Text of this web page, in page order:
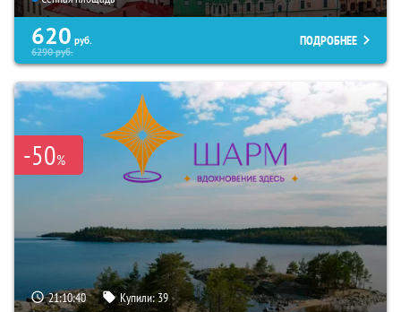
620 руб.
6290руб.
ПОДРОБНЕЕ
-50%
21:10:39 Купили:39